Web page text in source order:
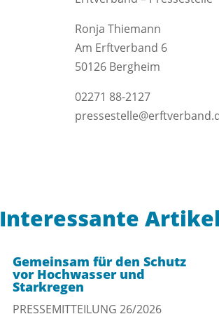
Ronja Thiemann
Am Erftverband 6
50126 Bergheim
02271 88-2127
Interessante
Gemeinsam für den Schutz
vor Hochwasser und
Starkregen
PRESSEMITTEILUNG 26/2026